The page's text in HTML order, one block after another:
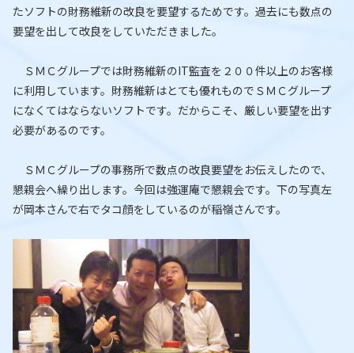
たソフトの財務維新の改良を要望するためです。過去にも数点の
要望を出して改良をしていただきました。
ＳＭＣグループでは財務維新のIT監査を２００件以上のお客様
に利用しています。財務維新はとても優れものでＳＭＣグループ
になくてはならないソフトです。だからこそ、厳しい要望を出す
必要があるのです。
ＳＭＣグループの事務所で数点の改良要望をお伝えしたので、
懇親会へ繰り出します。今回は強運庵で懇親会です。下の写真左
が岡本さんで右でタコ顔をしているのが稲嶺さんです。